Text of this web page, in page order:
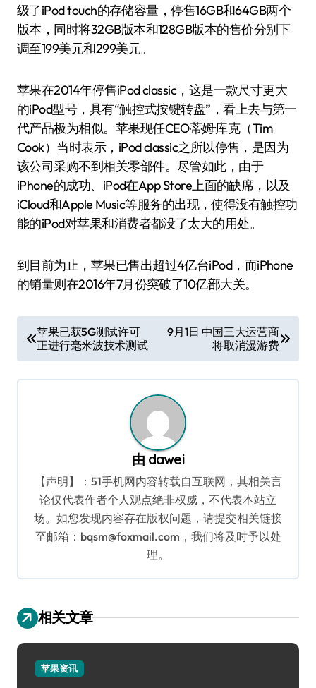
级了iPod touch的存储容量，停售16GB和64GB两个
版本，同时将32GB版本和128GB版本的售价分别下
调至199美元和299美元。
苹果在2014年停售iPod classic，这是一款尺寸更大
的iPod型号，具有“触控式按键转盘”，看上去与第一
代产品极为相似。苹果现任CEO蒂姆·库克（Tim
Cook）当时表示，iPod classic之所以停售，是因为
该公司采购不到相关零部件。尽管如此，由于
iPhone的成功、iPod在App Store上面的缺席，以及
iCloud和Apple Music等服务的出现，使得没有触控功
能的iPod对苹果和消费者都没了太大的用处。
到目前为止，苹果已售出超过4亿台iPod，而iPhone
的销量则在2016年7月份突破了10亿部大关。
章
导
苹果已获5G测试许可
正进行毫米波技术测试
9月1日 中国三大运营商
将取消漫游费
由 dawei
【声明】：51手机网内容转载自互联网，其相关言
论仅代表作者个人观点绝非权威，不代表本站立
场。如您发现内容存在版权问题，请提交相关链接
至邮箱：bqsm@foxmail.com，我们将及时予以处
理。
相关文章
苹果资讯